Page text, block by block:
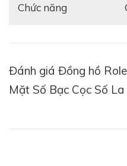
Chức năng
Đánh giá Đồng hồ
Mặt Số Bạc Cọc Số